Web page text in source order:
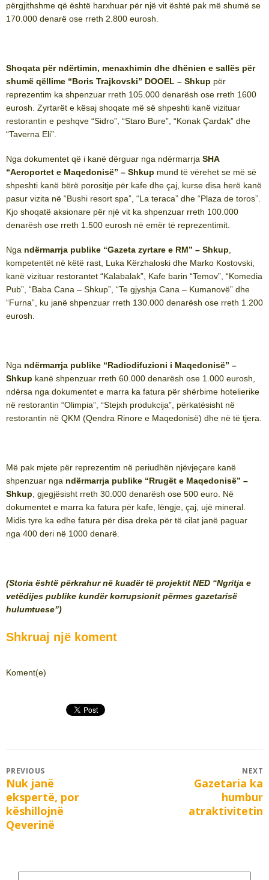
përgjithshme që është harxhuar për një vit është pak më shumë se
170.000 denarë ose rreth 2.800 eurosh.
Shoqata për ndërtimin, menaxhimin dhe dhënien e sallës për
shumë qëllime “Boris Trajkovski” DOOEL – Shkup për
reprezentim ka shpenzuar rreth 105.000 denarësh ose rreth 1600
eurosh. Zyrtarët e kësaj shoqate më së shpeshti kanë vizituar
restorantin e peshqve “Sidro”, “Staro Bure”, “Konak Çardak” dhe
“Taverna Eli”.
Nga dokumentet që i kanë dërguar nga ndërmarrja SHA
“Aeroportet e Maqedonisë” – Shkup mund të vërehet se më së
shpeshti kanë bërë porositje për kafe dhe çaj, kurse disa herë kanë
pasur vizita në “Bushi resort spa”, “La teraca” dhe “Plaza de toros”.
Kjo shoqatë aksionare për një vit ka shpenzuar rreth 100.000
denarësh ose rreth 1.500 eurosh në emër të reprezentimit.
Nga ndërmarrja publike “Gazeta zyrtare e RM” – Shkup,
kompetentët në këtë rast, Luka Kërzhaloski dhe Marko Kostovski,
kanë vizituar restorantet “Kalabalak”, Kafe barin “Temov”, “Komedia
Pub”, “Baba Cana – Shkup”, “Te gjyshja Cana – Kumanovë” dhe
“Furna”, ku janë shpenzuar rreth 130.000 denarësh ose rreth 1.200
eurosh.
Nga ndërmarrja publike “Radiodifuzioni i Maqedonisë” –
Shkup kanë shpenzuar rreth 60.000 denarësh ose 1.000 eurosh,
ndërsa nga dokumentet e marra ka fatura për shërbime hotelierike
në restorantin “Olimpia”, “Stejxh produkcija”, përkatësisht në
restorantin në QKM (Qendra Rinore e Maqedonisë) dhe në të tjera.
Më pak mjete për reprezentim në periudhën njëvjeçare kanë
shpenzuar nga ndërmarrja publike “Rrugët e Maqedonisë” –
Shkup, gjegjësisht rreth 30.000 denarësh ose 500 euro. Në
dokumentet e marra ka fatura për kafe, lëngje, çaj, ujë mineral.
Midis tyre ka edhe fatura për disa dreka për të cilat janë paguar
nga 400 deri në 1000 denarë.
(Storia është përkrahur në kuadër të projektit NED “Ngritja e
vetëdijes publike kundër korrupsionit përmes gazetarisë
hulumtuese”)
Shkruaj një koment
Koment(e)
Post
navigation
PREVIOUS
Previous
post:
Nuk janë
ekspertë, por
këshillojnë
Qeverinë
NEXT
Gazetaria ka
humbur
atraktivitetin